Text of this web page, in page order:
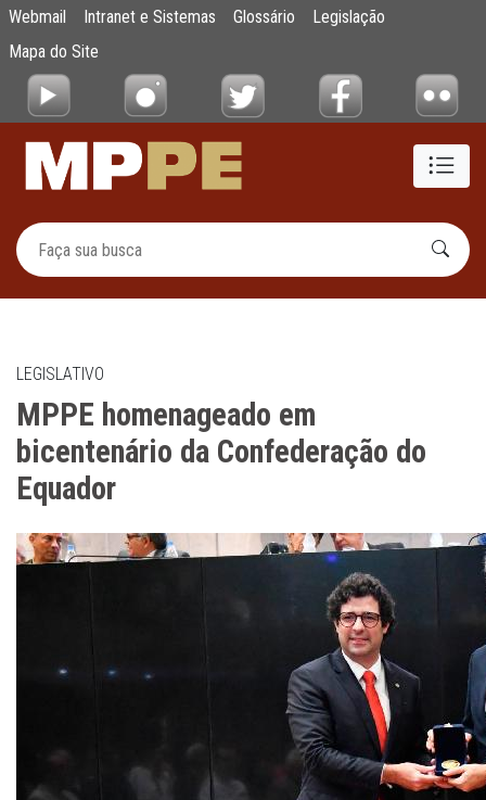
Pular para o Conteúdo principal
MPPE homenageado em bicentenário da
Webmail Intranet e Sistemas Glossário
Legislação
Mapa do Site
LEGISLATIVO
MPPE homenageado em
bicentenário da Confederação do
Equador